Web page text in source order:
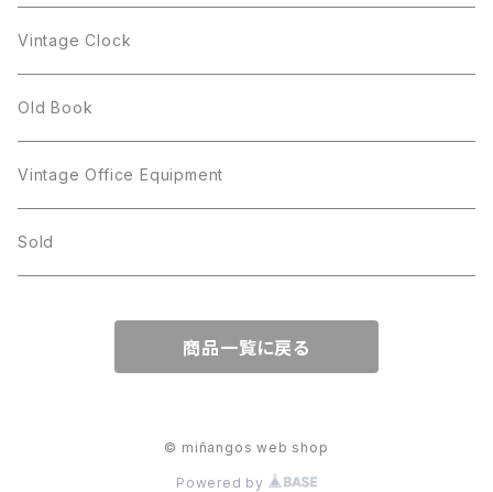
GOLD CROWN
Kramer
JJ
L.RAZZA
GOLD CROWN
JJ
Kramer
L.RAZZA
Figgjo
BILTONS
Spoon
Silver
arcopal
Spoon
cup
Vintage Clock
Old Book
Vintage Office Equipment
Sold
商品一覧に戻る
© miñangos web shop
Powered by